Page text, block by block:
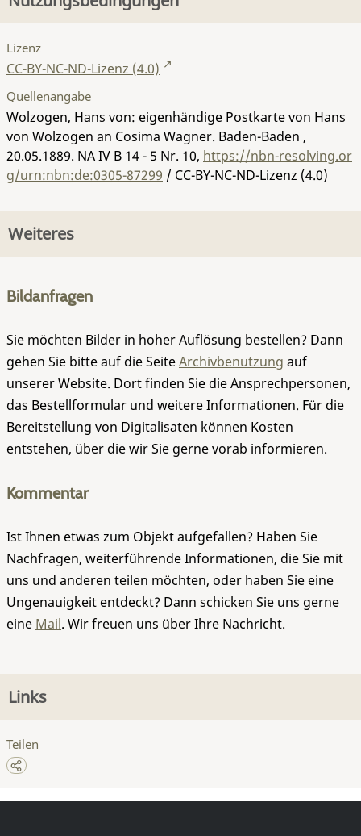
Lizenz
CC-BY-NC-ND-Lizenz (4.0)
Quellenangabe
Wolzogen, Hans von: eigenhändige Postkarte von Hans
von Wolzogen an Cosima Wagner. Baden-Baden ,
20.05.1889. NA IV B 14 - 5 Nr. 10, https://nbn-resolving.or
g/urn:nbn:de:0305-87299 / CC-BY-NC-ND-Lizenz (4.0)
Weiteres
Bildanfragen
Sie möchten Bilder in hoher Auflösung bestellen? Dann
gehen Sie bitte auf die SeiteArchivbenutzung auf
unserer Website. Dort finden Sie die Ansprechpersonen,
das Bestellformular und weitere Informationen. Für die
Bereitstellung von Digitalisaten können Kosten
entstehen, über die wir Sie gerne vorab informieren.
Kommentar
Ist Ihnen etwas zum Objekt aufgefallen? Haben Sie
Nachfragen, weiterführende Informationen, die Sie mit
uns und anderen teilen möchten, oder haben Sie eine
Ungenauigkeit entdeckt? Dann schicken Sie uns gerne
eine Mail. Wir freuen uns über Ihre Nachricht.
Links
Teilen